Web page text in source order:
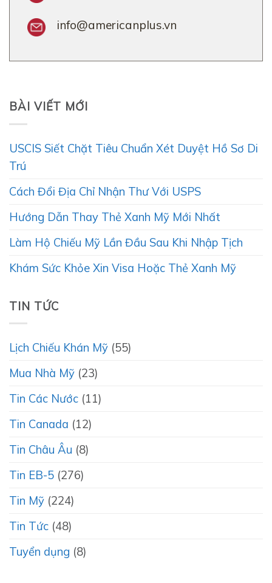
info@americanplus.vn
BÀI VIẾT MỚI
USCIS Siết Chặt Tiêu Chuẩn Xét Duyệt Hồ Sơ Di
Trú
Cách Đổi Địa Chỉ Nhận Thư Với USPS
Hướng Dẫn Thay Thẻ Xanh Mỹ Mới Nhất
Làm Hộ Chiếu Mỹ Lần Đầu Sau Khi Nhập Tịch
Khám Sức Khỏe Xin Visa Hoặc Thẻ Xanh Mỹ
TIN TỨC
Lịch Chiếu Khán Mỹ (55)
Mua Nhà Mỹ (23)
Tin Các Nước (11)
Tin Canada (12)
Tin Châu Âu (8)
Tin EB-5 (276)
Tin Mỹ (224)
Tin Tức (48)
Tuyển dụng (8)